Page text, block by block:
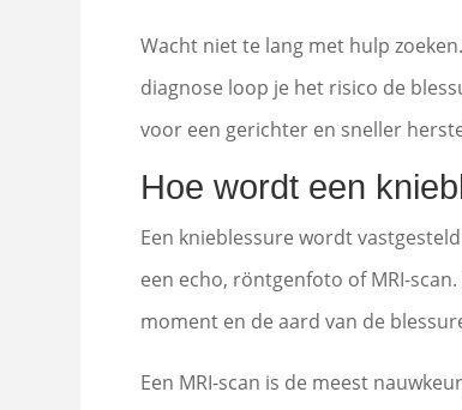
Wacht niet te lang met hulp
diagnose loop je het risico de
voor een gerichter en sneller
Hoe wordt een
Een knieblessure wordt
een echo, röntgenfoto of MRI-
moment en de aard van de
Een MRI-scan is de meest